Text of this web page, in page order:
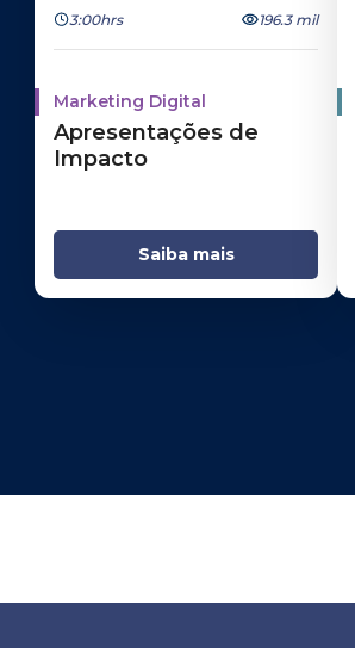
3:00hrs 196.3 mil
Marketing Digital
Apresentações de
Impacto
Saiba mais